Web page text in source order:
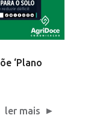
‘Plano
ler mais